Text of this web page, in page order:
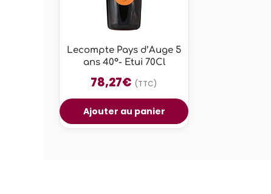
Lecompte Pays d’Auge 5
ans 40°- Etui 70Cl
78,27€ (TTC)
Ajouter au panier